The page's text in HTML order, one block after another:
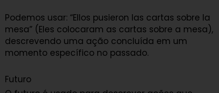
Podemos usar: “Ellos pusieron las cartas sobre la
mesa” (Eles colocaram as cartas sobre a mesa),
descrevendo uma ação concluída em um
momento específico no passado.
Futuro